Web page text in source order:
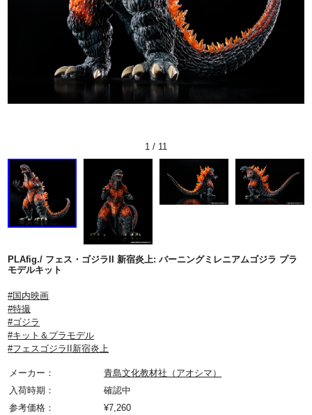
1 / 11
PLAfig./ フェス・ゴジラII 新宿炎上: バーニングミレニアムゴジラ プラ
モデルキット
#国内映画
#特撮
#ゴジラ
#キット＆プラモデル
#フェスゴジラII新宿炎上
メーカー：
青島文化教材社（アオシマ）
入荷時期：
確認中
参考価格：
¥7,260